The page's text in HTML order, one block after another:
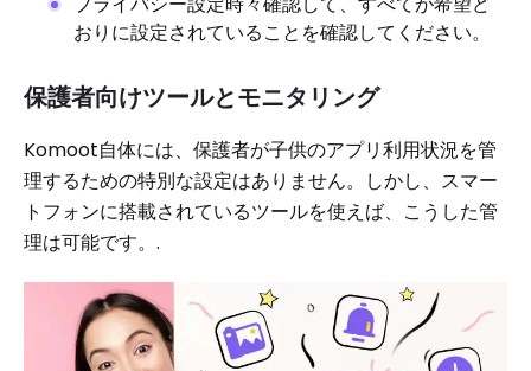
おりに設定されていることを確認してください。
保護者向けツールとモニタリング
Komoot自体には、保護者が子供のアプリ利用状況を管
理するための特別な設定はありません。しかし、スマー
トフォンに搭載されているツールを使えば、こうした管
理は可能です。.